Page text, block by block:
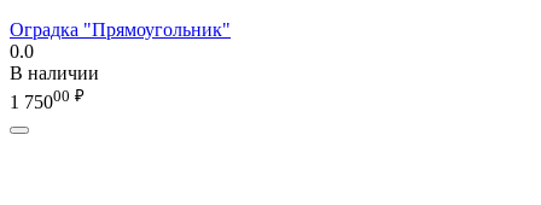
Оградка "Прямоугольник"
0.0
В наличии
1 75000 ₽